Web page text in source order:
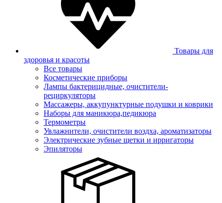
Товары для
здоровья и красоты
Все товары
Косметические приборы
Лампы бактерицидные, очистители-
рециркуляторы
Массажеры, аккупунктурные подушки и коврики
Наборы для маникюра,педикюра
Термометры
Увлажнители, очистители воздха, ароматизаторы
Электрические зубные щетки и ирригаторы
Эпиляторы